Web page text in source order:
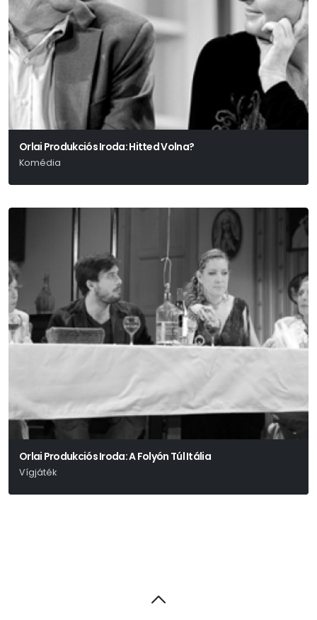
Orlai Produkciós Iroda: Hitted Volna?
Komédia
Orlai Produkciós Iroda: A Folyón Túl Itália
Vígjáték